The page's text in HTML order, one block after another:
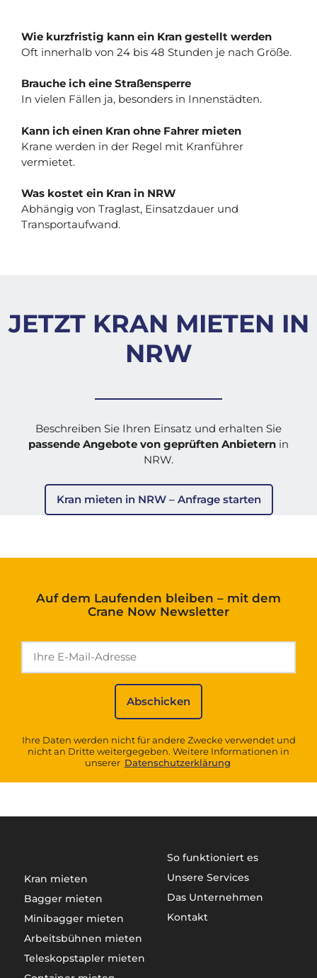
Wie kurzfristig kann ein Kran gestellt werden
Oft innerhalb von 24 bis 48 Stunden je nach Größe.
Brauche ich eine Straßensperre
In vielen Fällen ja, besonders in Innenstädten.
Kann ich einen Kran ohne Fahrer mieten
Krane werden in der Regel mit Kranführer
vermietet.
Was kostet ein Kran in NRW
Abhängig von Traglast, Einsatzdauer und
Transportaufwand.
JETZT KRAN MIETEN IN
NRW
Beschreiben Sie Ihren Einsatz und erhalten Sie
passende Angebote von geprüften Anbietern in
NRW.
Kran mieten in NRW – Anfrage starten
Auf dem Laufenden bleiben – mit dem
Crane Now Newsletter
Ihre Daten werden nicht für andere Zwecke verwendet und
nicht an Dritte weitergegeben. Weitere Informationen in
unserer Datenschutzerklärung
Kran mieten
Bagger mieten
Minibagger mieten
Arbeitsbühnen mieten
Teleskopstapler mieten
So funktioniert es
Unsere Services
Das Unternehmen
Kontakt